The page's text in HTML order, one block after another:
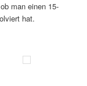
man einen 15-
hat.